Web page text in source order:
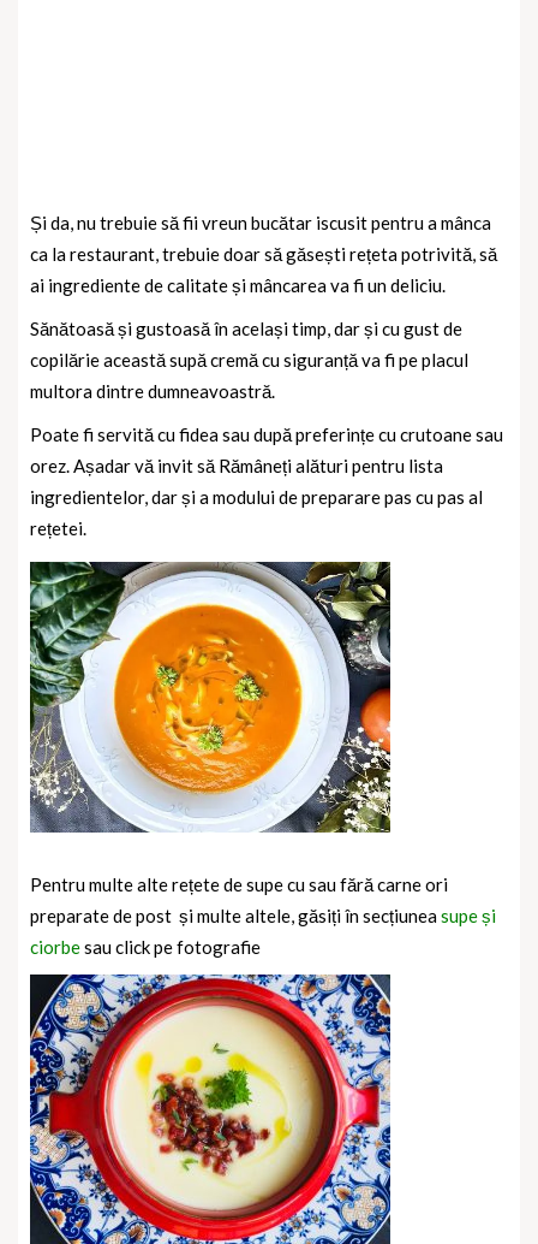
Și da, nu trebuie să fii vreun bucătar iscusit pentru a mânca
ca la restaurant, trebuie doar să găsești rețeta potrivită, să
ai ingrediente de calitate și mâncarea va fi un deliciu.
Sănătoasă și gustoasă în același timp, dar și cu gust de
copilărie această supă cremă cu siguranță va fi pe placul
multora dintre dumneavoastră.
Poate fi servită cu fidea sau după preferințe cu crutoane sau
orez. Așadar vă invit să Rămâneți alături pentru lista
ingredientelor, dar și a modului de preparare pas cu pas al
rețetei.
Pentru multe alte rețete de supe cu sau fără carne ori
preparate de post și multe altele, găsiți în secțiuneasupe și
ciorbesau click pe fotografie